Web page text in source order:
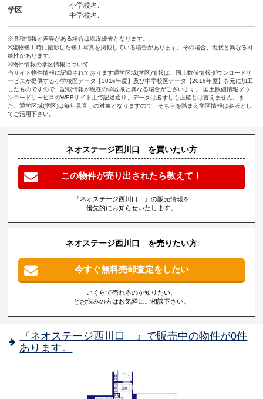
学区
小学校名:
中学校名:
※各種情報と差異がある場合は現況優先となります。
※建物竣工時に撮影した竣工写真を掲載している場合があります。その場合、現状と異なる可
能性があります。
※物件情報の学区情報について
当サイト物件情報に記載されております通学区域(学区)情報は、国土数値情報ダウンロードサ
ービスが提供する小学校区データ【2016年度】及び中学校区データ【2016年度】を元に加工
したものですので、記載情報が現在の学区域と異なる場合がございます。 国土数値情報ダウ
ンロードサービスのWEBサイト上で記述通り、データは必ずしも正確とは言えません。ま
た、通学区域(学区)は毎年見直しの対象となりますので、そちらを踏まえ学区情報は参考とし
てご活用下さい。
ネオステージ西川口 を買いたい方
この物件が売り出されたら教えて！
『ネオステージ西川口 』の販売情報を
優先的にお知らせいたします。
ネオステージ西川口 を売りたい方
今すぐ無料売却査定をしたい
いくらで売れるのか知りたい、
とお悩みの方はお気軽にご相談下さい。
『ネオステージ西川口 』で販売中の物件が0件
あります。